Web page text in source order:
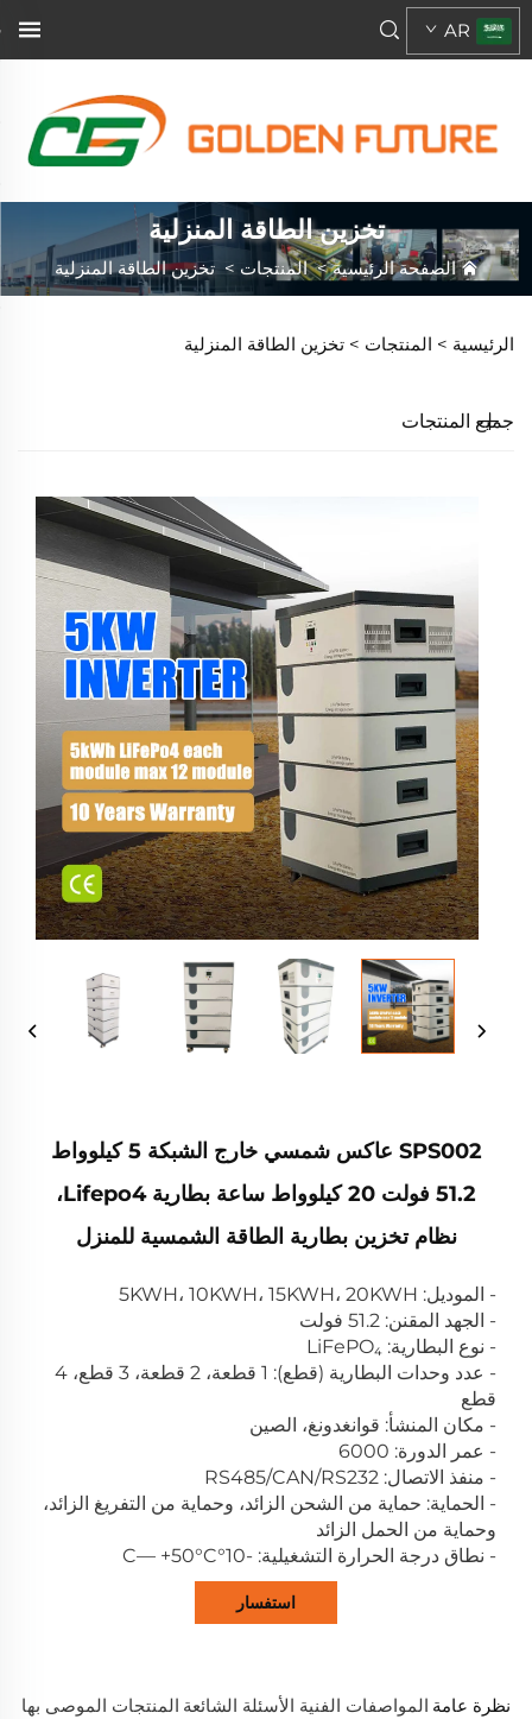
AR
تخزين الطاقة المنزلية
الصفحة الرئيسية>المنتجات >تخزين الطاقة المنزلية
الرئيسية > المنتجات > تخزين الطاقة المنزلية
جميع المنتجات
SPS002 عاكس شمسي خارج الشبكة 5 كيلوواط
51.2 فولت 20 كيلوواط ساعة بطارية Lifepo4،
نظام تخزين بطارية الطاقة الشمسية للمنزل
- الموديل: 5KWH، 10KWH، 15KWH، 20KWH
- الجهد المقنن: 51.2 فولت
- نوع البطارية: LiFePO₄
- عدد وحدات البطارية (قطع): 1 قطعة، 2 قطعة، 3 قطع، 4
قطع
- مكان المنشأ: قوانغدونغ، الصين
- عمر الدورة: 6000
- منفذ الاتصال: RS485/CAN/RS232
- الحماية: حماية من الشحن الزائد، وحماية من التفريغ الزائد،
وحماية من الحمل الزائد
- نطاق درجة الحرارة التشغيلية: -10°C— +50°C
استفسار
نظرة عامة المواصفات الفنية الأسئلة الشائعة المنتجات الموصى بها